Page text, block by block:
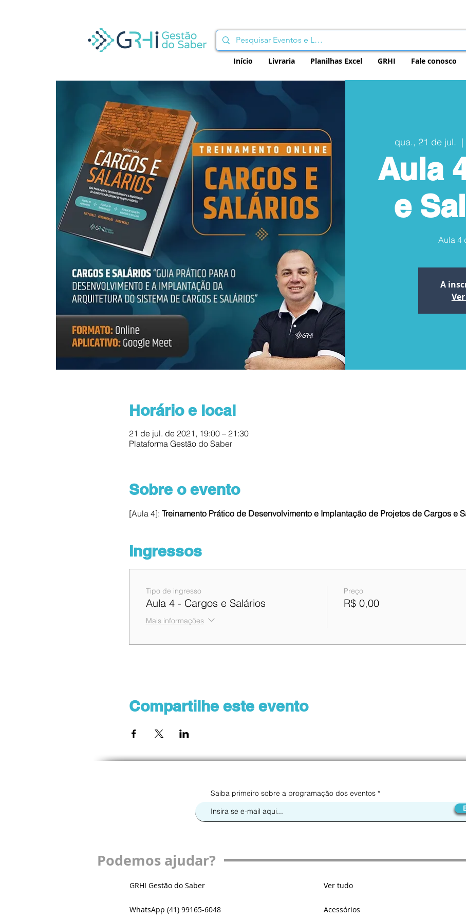
Início Livraria Planilhas Excel GRHI Fale conosco
qua., 21 de jul.
  |
Aula
e
Aula 4
A
Horário e local
21 de jul. de 2021, 19:00 – 21:30
Plataforma Gestão do Saber
Sobre o evento
[Aula 4]: Treinamento Prático de Desenvolvimento e Implantação de Projetos de Cargos e
Ingressos
Tipo de ingresso
Aula 4 - Cargos e Salários
Mais informações
Preço
R$ 0,00
Compartilhe este evento
Saiba primeiro sobre a programação dos eventos
Podemos ajudar?
GRHI Gestão do Saber Ver tudo
WhatsApp (41) 99165-6048 Acessórios